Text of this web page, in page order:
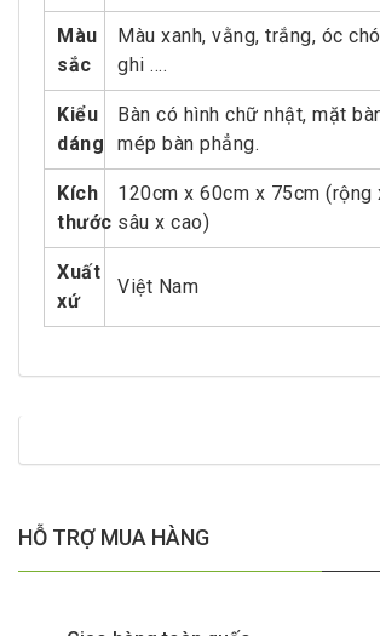
Màu
sắc
Màu xanh, vằng, trắng, óc
ghi ….
Kiểu
dáng
Bàn có hình chữ nhật, mặt
mép bàn phẳng.
Kích
thước
120cm x 60cm x 75cm (rộng
sâu x cao)
Xuất
xứ
Việt Nam
HỖ TRỢ MUA HÀNG